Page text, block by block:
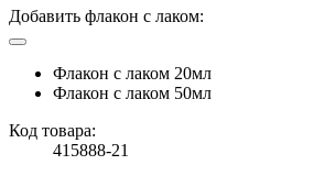
Добавить флакон с лаком:
Флакон с лаком 20мл
Флакон с лаком 50мл
Код товара:
415888-21